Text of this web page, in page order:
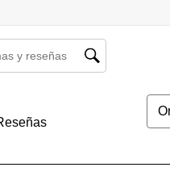
de temas y reseñas